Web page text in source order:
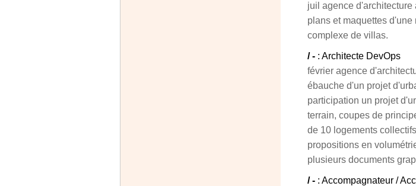
juil agence d'architecture
plans et maquettes
complexe de villas.
/ - : Architecte DevOps
février agence
ébauche d'un projet
participation un projet
terrain, coupes de
de 10 logements
propositions en
plusieurs documents
/ - : Accompagnateur /